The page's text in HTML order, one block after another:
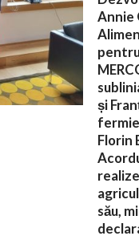
Annie
și
Florin
său,